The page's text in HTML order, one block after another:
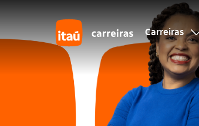
Carreiras